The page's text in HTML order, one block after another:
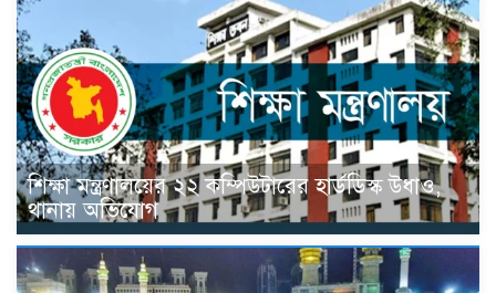
শিক্ষা মন্ত্রণালয়ের ২২ কম্পিউটারের হার্ডডিস্ক উধাও,
থানায় অভিযোগ